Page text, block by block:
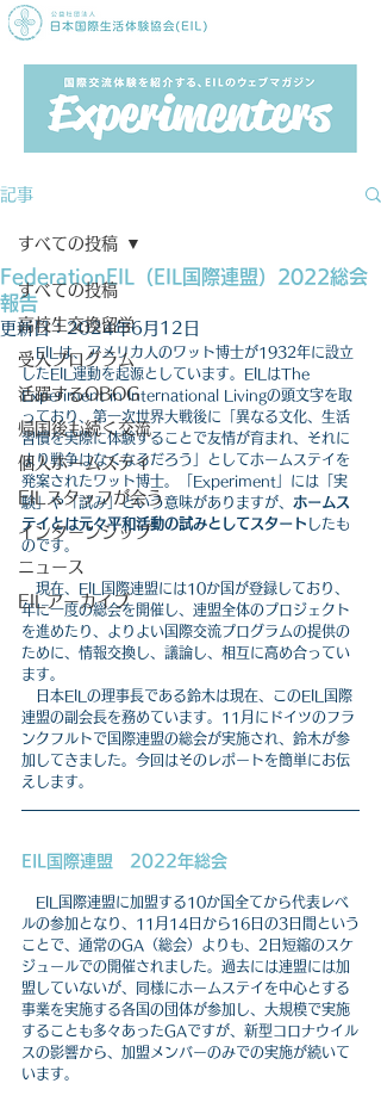
記事
すべての投稿
高校生交換留学
受入プログラム
活躍するOBOG
帰国後も続く交流
個人ホームステイ
EILスタッフが会う
インターンシップ
ニュース
EILアーカイブ
すべての投稿
FederationEIL（EIL国際連盟）2022総会
報告
更新日：2024年6月12日
EILは、アメリカ人のワット博士が1932年に設立
したEIL運動を起源としています。EILはThe
Experiment in International Livingの頭文字を取
っており、第一次世界大戦後に「異なる文化、生活
習慣を実際に体験することで友情が育まれ、それに
より戦争はなくなるだろう」としてホームステイを
発案されたワット博士。「Experiment」には「実
験」や「試み」という意味がありますが、 ホームス
テイとは元々平和活動の試みとしてスタート したも
のです。
現在、EIL国際連盟には10か国が登録しており、
年に一度の総会を開催し、連盟全体のプロジェクト
を進めたり、よりよい国際交流プログラムの提供の
ために、情報交換し、議論し、相互に高め合ってい
ます。
日本EILの理事長である鈴木は現在、このEIL国際
連盟の副会長を務めています。11月にドイツのフラ
ンクフルトで国際連盟の総会が実施され、鈴木が参
加してきました。今回はそのレポートを簡単にお伝
えします。
EIL国際連盟　2022年総会
EIL国際連盟に加盟する10か国全てから代表レベ
ルの参加となり、11月14日から16日の3日間という
ことで、通常のGA（総会）よりも、2日短縮のスケ
ジュールでの開催されました。過去には連盟には加
盟していないが、同様にホームステイを中心とする
事業を実施する各国の団体が参加し、大規模で実施
することも多々あったGAですが、新型コロナウイル
スの影響から、加盟メンバーのみでの実施が続いて
います。